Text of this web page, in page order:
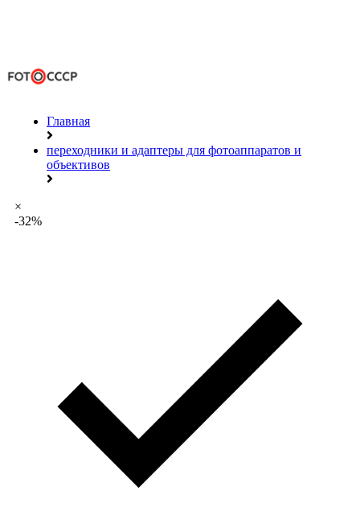
Главная
переходники и адаптеры для фотоаппаратов и
объективов
×
-32%